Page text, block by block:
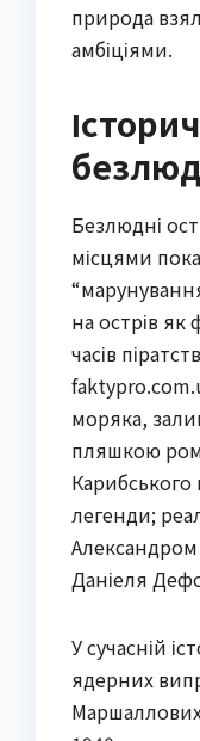
природа
амбіціями.
Безлюдні
місцями
на острів
часів
моряка,
пляшкою
легенди;
Даніеля
У сучасній
ядерних
Маршаллових